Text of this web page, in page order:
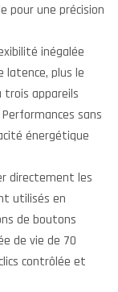
pour une précision
inégalée
latence, plus le
trois appareils
Performances sans
énergétique
directement les
utilisés en
de boutons
de vie de 70
contrôlée et